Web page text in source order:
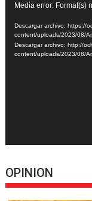
Reproductor
de
vídeo
Media error: Format(s)
Descargar archivo: https://
content/uploads/2023/08/
Descargar archivo: http://
content/uploads/2023/08/
OPINION